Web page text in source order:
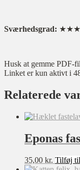
Sværhedsgrad:
Husk at gemme PDF-
Linket er kun aktivt i
Relaterede
Eponas
35,00 kr. Tilføj